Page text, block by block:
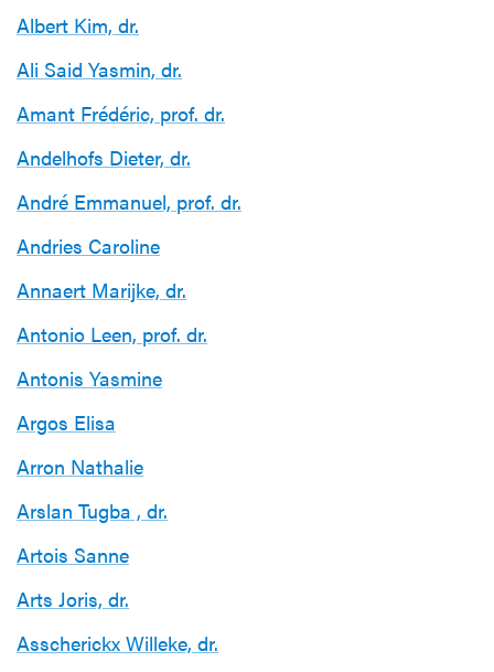
Albert Kim, dr.
Ali Said Yasmin, dr.
Amant Frédéric, prof. dr.
Andelhofs Dieter, dr.
André Emmanuel, prof. dr.
Andries Caroline
Annaert Marijke, dr.
Antonio Leen, prof. dr.
Antonis Yasmine
Argos Elisa
Arron Nathalie
Arslan Tugba , dr.
Artois Sanne
Arts Joris, dr.
Asscherickx Willeke, dr.